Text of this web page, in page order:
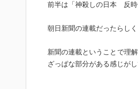
前半は「神殺しの日本 反時
朝日新聞の連載だったらし
新聞の連載ということで理
ざっぱな部分がある感じが